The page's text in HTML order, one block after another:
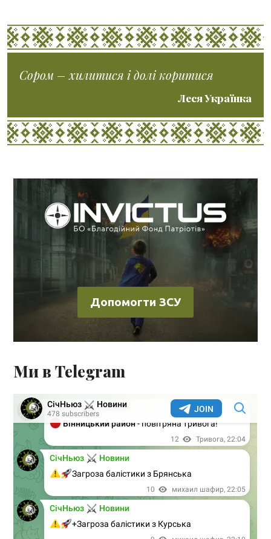
Сором – хилитися і долі коритися
Леся Українка
Допомогти ЗСУ
Ми в Telegram